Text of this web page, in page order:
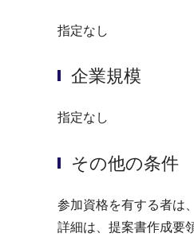
指定なし
企業規模
指定なし
その他の条件
参加資格を有する者は
詳細は、提案書作成要